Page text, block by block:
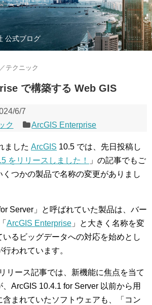
公式ブログ
テクニック
で構築する Web GIS
6/7
ク
ArcGIS Enterprise
ました ArcGIS 10.5 では、先日投稿し
をリリースしました！
」の記事でもご
つかの製品で名称の変更がありまし
Server」と呼ばれていた製品は、バー
ArcGIS Enterprise 」と大きく名称を変
いるビッグデータへの対応を始めとし
われています。
リース記事では、新機能に焦点を当て
ArcGIS 10.4.1 for Server 以前から用
まれていたソフトウェアも、「コン